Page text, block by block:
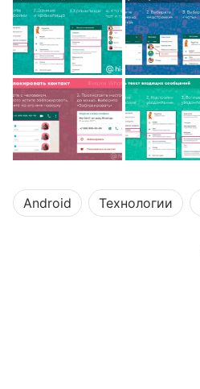
Android Технологии